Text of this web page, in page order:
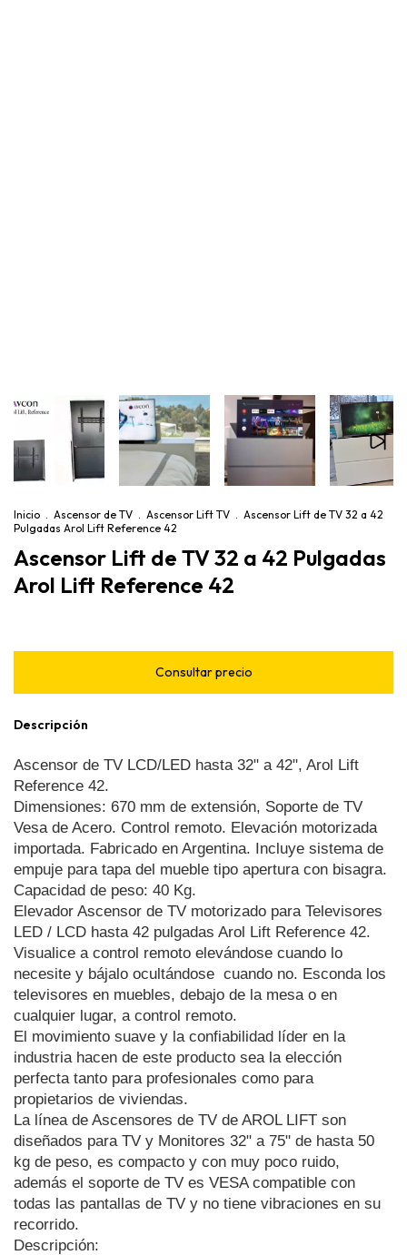
Inicio Ascensor de TV Ascensor Lift TV
Ascensor Lift de TV 32 a 42
Pulgadas Arol Lift Reference 42
Ascensor Lift de TV 32 a 42 Pulgadas
Arol Lift Reference 42
Descripción
Ascensor de TV LCD/LED hasta 32" a 42", Arol Lift
Reference 42.
Dimensiones: 670 mm de extensión, Soporte de TV
Vesa de Acero. Control remoto. Elevación motorizada
importada. Fabricado en Argentina. Incluye sistema de
empuje para tapa del mueble tipo apertura con bisagra.
Capacidad de peso: 40 Kg.
Elevador Ascensor de TV motorizado para Televisores
LED / LCD hasta 42 pulgadas Arol Lift Reference 42.
Visualice a control remoto elevándose cuando lo
necesite y bájalo ocultándose  cuando no. Esconda los
televisores en muebles, debajo de la mesa o en
cualquier lugar, a control remoto.
El movimiento suave y la confiabilidad líder en la
industria hacen de este producto sea la elección
perfecta tanto para profesionales como para
propietarios de viviendas.
La línea de Ascensores de TV de AROL LIFT son
diseñados para TV y Monitores 32" a 75" de hasta 50
kg de peso, es compacto y con muy poco ruido,
además el soporte de TV es VESA compatible con
todas las pantallas de TV y no tiene vibraciones en su
recorrido.
Descripción: